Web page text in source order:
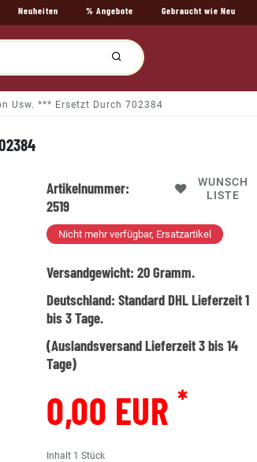
Neuheiten % Angebote Gebraucht wie Neu
Usw. *** Ersetzt Durch 702384
Artikelnummer:
2519
WUNSCH
LISTE
Nicht mehr verfügbar, Ersatzartikel
Versandgewicht:20Gramm.
Deutschland:Standard DHL Lieferzeit 1
bis 3 Tage.
(Auslandsversand Lieferzeit 3 bis 14
Tage)
0,00 EUR *
Inhalt 1Stück